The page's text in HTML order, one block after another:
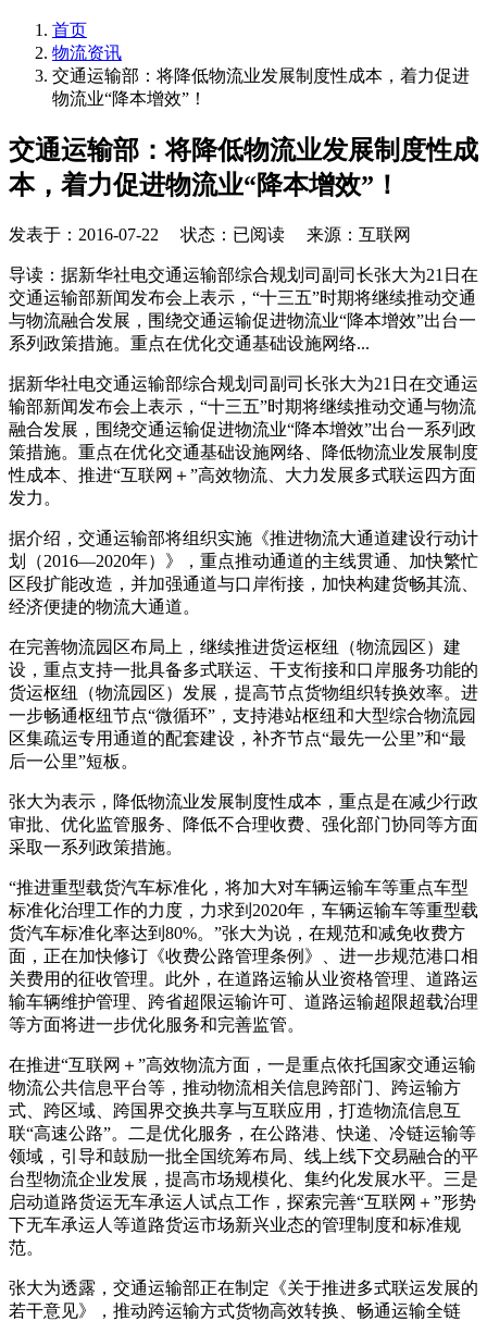
首页
物流资讯
交通运输部：将降低物流业发展制度性成本，着力促进
物流业“降本增效”！
交通运输部：将降低物流业发展制度性成
本，着力促进物流业“降本增效”！
发表于： 2016-07-22 状态：已阅读 来源：互联网
导读：据新华社电交通运输部综合规划司副司长张大为21日在
交通运输部新闻发布会上表示，“十三五”时期将继续推动交通
与物流融合发展，围绕交通运输促进物流业“降本增效”出台一
系列政策措施。重点在优化交通基础设施网络...
据新华社电交通运输部综合规划司副司长张大为21日在交通运
输部新闻发布会上表示，“十三五”时期将继续推动交通与物流
融合发展，围绕交通运输促进物流业“降本增效”出台一系列政
策措施。重点在优化交通基础设施网络、降低物流业发展制度
性成本、推进“互联网＋”高效物流、大力发展多式联运四方面
发力。
据介绍，交通运输部将组织实施《推进物流大通道建设行动计
划（2016—2020年）》，重点推动通道的主线贯通、加快繁忙
区段扩能改造，并加强通道与口岸衔接，加快构建货畅其流、
经济便捷的物流大通道。
在完善物流园区布局上，继续推进货运枢纽（物流园区）建
设，重点支持一批具备多式联运、干支衔接和口岸服务功能的
货运枢纽（物流园区）发展，提高节点货物组织转换效率。进
一步畅通枢纽节点“微循环”，支持港站枢纽和大型综合物流园
区集疏运专用通道的配套建设，补齐节点“最先一公里”和“最
后一公里”短板。
张大为表示，降低物流业发展制度性成本，重点是在减少行政
审批、优化监管服务、降低不合理收费、强化部门协同等方面
采取一系列政策措施。
“推进重型载货汽车标准化，将加大对车辆运输车等重点车型
标准化治理工作的力度，力求到2020年，车辆运输车等重型载
货汽车标准化率达到80%。”张大为说，在规范和减免收费方
面，正在加快修订《收费公路管理条例》、进一步规范港口相
关费用的征收管理。此外，在道路运输从业资格管理、道路运
输车辆维护管理、跨省超限运输许可、道路运输超限超载治理
等方面将进一步优化服务和完善监管。
在推进“互联网＋”高效物流方面，一是重点依托国家交通运输
物流公共信息平台等，推动物流相关信息跨部门、跨运输方
式、跨区域、跨国界交换共享与互联应用，打造物流信息互
联“高速公路”。二是优化服务，在公路港、快递、冷链运输等
领域，引导和鼓励一批全国统筹布局、线上线下交易融合的平
台型物流企业发展，提高市场规模化、集约化发展水平。三是
启动道路货运无车承运人试点工作，探索完善“互联网＋”形势
下无车承运人等道路货运市场新兴业态的管理制度和标准规
范。
张大为透露，交通运输部正在制定《关于推进多式联运发展的
若干意见》，推动跨运输方式货物高效转换、畅通运输全链